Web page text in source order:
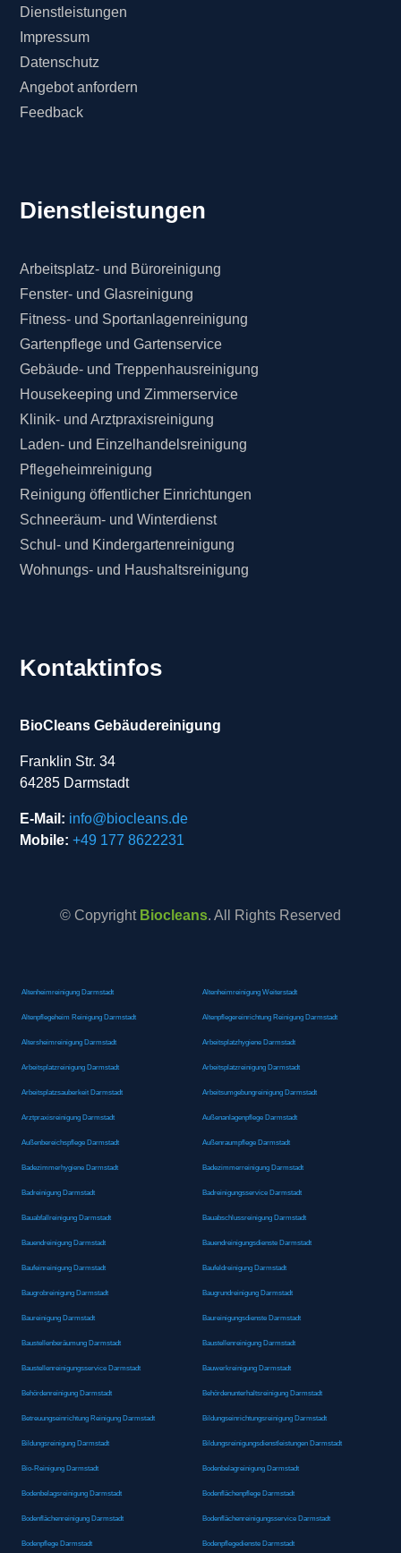
Dienstleistungen
Impressum
Datenschutz
Angebot anfordern
Feedback
Dienstleistungen
Arbeitsplatz- und Büroreinigung
Fenster- und Glasreinigung
Fitness- und Sportanlagenreinigung
Gartenpflege und Gartenservice
Gebäude- und Treppenhausreinigung
Housekeeping und Zimmerservice
Klinik- und Arztpraxisreinigung
Laden- und Einzelhandelsreinigung
Pflegeheimreinigung
Reinigung öffentlicher Einrichtungen
Schneeräum- und Winterdienst
Schul- und Kindergartenreinigung
Wohnungs- und Haushaltsreinigung
Kontaktinfos
BioCleans Gebäudereinigung
Franklin Str. 34
64285 Darmstadt
E-Mail: info@biocleans.de
Mobile: +49 177 8622231
© Copyright Biocleans. All Rights Reserved
Altenheimreinigung Darmstadt Altenheimreinigung Weiterstadt
Altenpflegeheim Reinigung Darmstadt Altenpflegereinrichtung Reinigung Darmstadt
Altersheimreinigung Darmstadt Arbeitsplatzhygiene Darmstadt
Arbeitsplatzreinigung Darmstadt Arbeitsplatzreinigung Darmstadt
Arbeitsplatzsauberkeit Darmstadt Arbeitsumgebungreinigung Darmstadt
Arztpraxisreinigung Darmstadt Außenanlagenpflege Darmstadt
Außenbereichspflege Darmstadt Außenraumpflege Darmstadt
Badezimmerhygiene Darmstadt Badezimmerreinigung Darmstadt
Badreinigung Darmstadt Badreinigungsservice Darmstadt
Bauabfallreinigung Darmstadt Bauabschlussreinigung Darmstadt
Bauendreinigung Darmstadt Bauendreinigungsdienste Darmstadt
Baufeinreinigung Darmstadt Baufeldreinigung Darmstadt
Baugrobreinigung Darmstadt Baugrundreinigung Darmstadt
Baureinigung Darmstadt Baureinigungsdienste Darmstadt
Baustellenberäumung Darmstadt Baustellenreinigung Darmstadt
Baustellenreinigungsservice Darmstadt Bauwerkreinigung Darmstadt
Behördenreinigung Darmstadt Behördenunterhaltsreinigung Darmstadt
Betreuungseinrichtung Reinigung Darmstadt Bildungseinrichtungsreinigung Darmstadt
Bildungsreinigung Darmstadt Bildungsreinigungsdienstleistungen Darmstadt
Bio-Reinigung Darmstadt Bodenbelagreinigung Darmstadt
Bodenbelagsreinigung Darmstadt Bodenflächenpflege Darmstadt
Bodenflächenreinigung Darmstadt Bodenflächenreinigungsservice Darmstadt
Bodenpflege Darmstadt Bodenpflegedienste Darmstadt